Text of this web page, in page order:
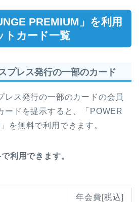
PREMIUM」を利用
トカード一覧
プレス発行の一部のカード
レス発行の一部のカードの会員
ードを提示すると、「POWER
を無料で利用できます。
利用できます。
年会費[税込]